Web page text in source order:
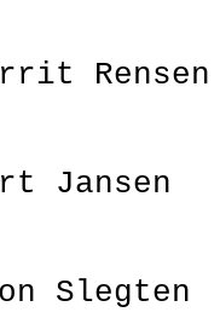
Rensen
Jansen
Slegten